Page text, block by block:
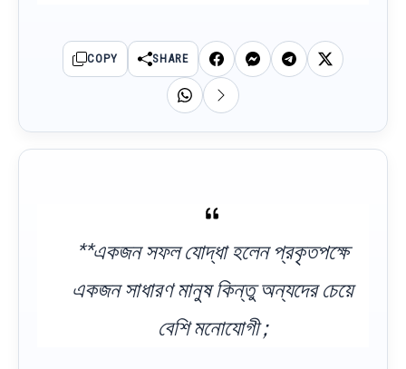
COPY SHARE
**একজন সফল যোদ্ধা হলেন প্রকৃতপক্ষে
একজন সাধারণ মানুষ কিন্তু অন্যদের চেয়ে
বেশি মনোযোগী ;